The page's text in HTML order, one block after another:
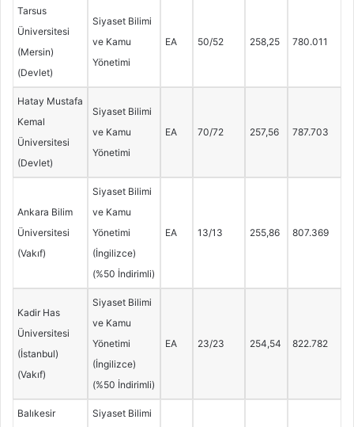
Tarsus
Üniversitesi
(Mersin)
(Devlet)
Siyaset Bilimi
ve Kamu
Yönetimi
EA 50/52 258,25 780.011
Hatay Mustafa
Kemal
Üniversitesi
(Devlet)
Siyaset Bilimi
ve Kamu
Yönetimi
EA 70/72 257,56 787.703
Ankara Bilim
Üniversitesi
(Vakıf)
Siyaset Bilimi
ve Kamu
Yönetimi
(İngilizce)
(%50 İndirimli)
EA 13/13 255,86 807.369
Kadir Has
Üniversitesi
(İstanbul)
(Vakıf)
Siyaset Bilimi
ve Kamu
Yönetimi
(İngilizce)
(%50 İndirimli)
EA 23/23 254,54 822.782
Balıkesir
Siyaset Bilimi